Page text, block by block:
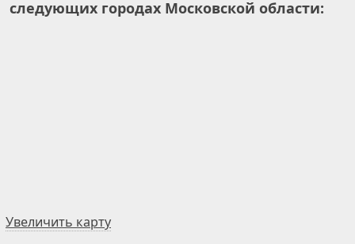
следующих городах Московской области:
Увеличить карту